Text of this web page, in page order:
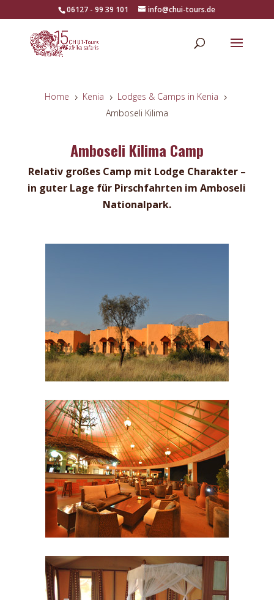
06127 - 99 39 101 info@chui-tours.de
Home 5 Kenia 5 Lodges & Camps in Kenia 5
Amboseli Kilima
Amboseli Kilima Camp
Relativ großes Camp mit Lodge Charakter –
in guter Lage für Pirschfahrten im Amboseli
Nationalpark.